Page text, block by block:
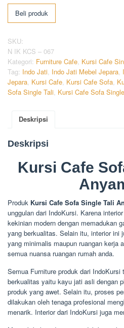
Beli produk
SKU:
N IK KCS – 067
Kategori: Furniture Cafe Kursi Cafe
Tag: Indo Jati Indo Jati Mebel Jepara
Jepara Kursi Cafe Kursi Cafe Sofa
Sofa Single Tali Kursi Cafe Sofa
Deskripsi
Deskripsi
Kursi Cafe
Produk Kursi Cafe Sofa Single Tali
unggulan dari IndoKursi. Karena
kekinian modern dengan memadukan
yang berkualitas. Selain itu, interior ini
yang minimalis maupun ruangan kerja
semua nuansa ruangan rumah anda.
Semua Furniture produk dari IndoKursi
berkualitas yaitu kayu jati asli dengan
produk yang awet. Selain itu, proses
dilakukan oleh tenaga profesional
menarik. Interior dari IndoKursi juga